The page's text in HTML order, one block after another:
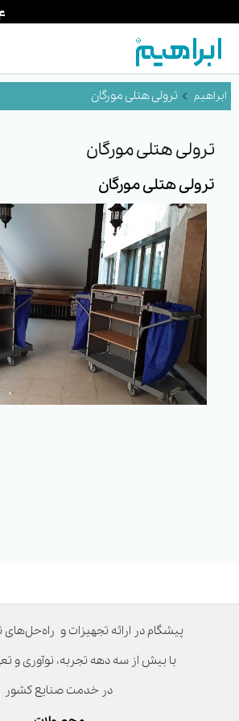
ترولی هتلی مورگان
ترولی هتلی مورگان
ترولی هتلی مورگان
پیشگام در ارائه تجهیزات و
با بیش از سه دهه تجربه، نوآوری و
در خدمت صنایع کشور